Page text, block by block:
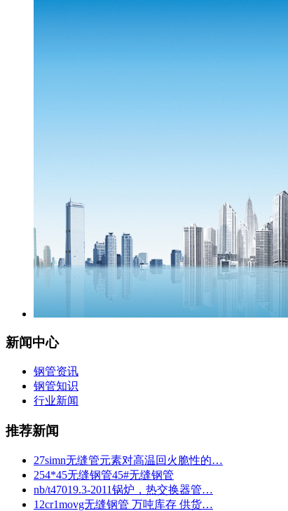
新闻中心
钢管资讯
钢管知识
行业新闻
推荐新闻
27simn无缝管元素对高温回火脆性的…
254*45无缝钢管45#无缝钢管
nb/t47019.3-2011锅炉，热交换器管…
12cr1movg无缝钢管 万吨库存 供货…